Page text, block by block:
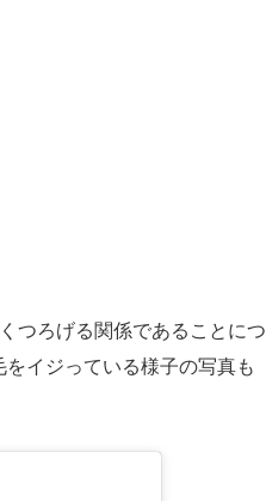
つろげる関係であることにつ
イジっている様子の写真も